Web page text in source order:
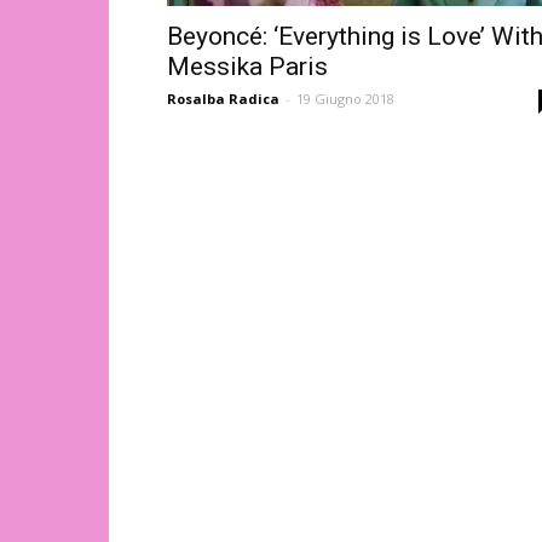
Beyoncé: ‘Everything is Love’ With
Messika Paris
Rosalba Radica - 19 Giugno 2018